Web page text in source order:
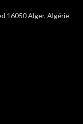
16050 Alger, Algérie